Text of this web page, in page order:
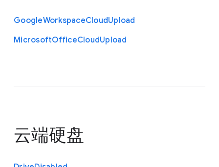
GoogleWorkspaceCloudUpload
MicrosoftOfficeCloudUpload
云端硬盘